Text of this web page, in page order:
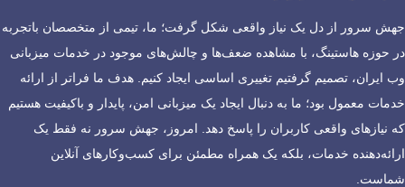
جهش سرور از دل یک نیاز واقعی شکل گرفت؛ ما، تیمی از متخصصان باتجربه
در حوزه هاستینگ، با مشاهده ضعف‌ها و چالش‌های موجود در خدمات میزبانی
وب ایران، تصمیم گرفتیم تغییری اساسی ایجاد کنیم. هدف ما فراتر از ارائه
خدمات معمول بود؛ ما به دنبال ایجاد یک میزبانی امن، پایدار و باکیفیت هستیم
که نیازهای واقعی کاربران را پاسخ دهد. امروز، جهش سرور نه فقط یک
ارائه‌دهنده خدمات، بلکه یک همراه مطمئن برای کسب‌وکارهای آنلاین
شماست.